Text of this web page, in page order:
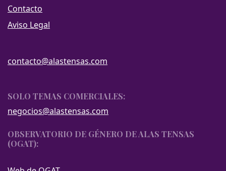
Contacto
Aviso Legal
contacto@alastensas.com
SOLO TEMAS COMERCIALES:
negocios@alastensas.com
OBSERVATORIO DE GÉNERO DE ALAS TENSAS
(OGAT):